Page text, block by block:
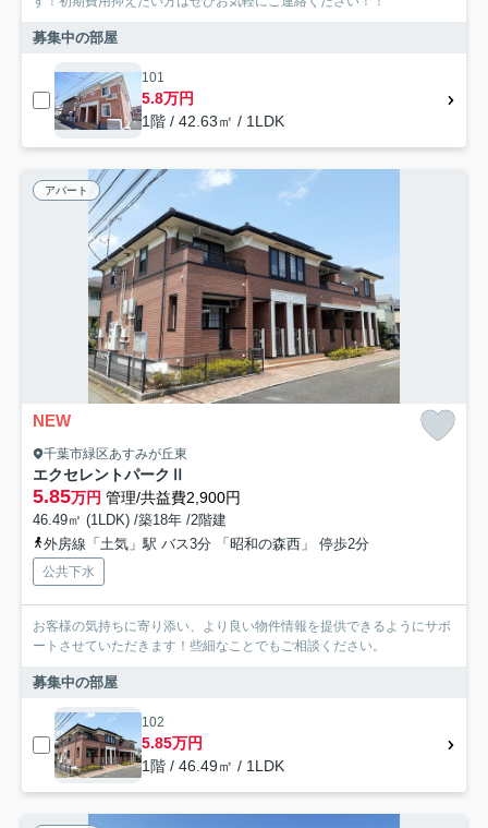
募集中の部屋
101
5.8万円
1階 / 42.63㎡ / 1LDK
アパート
NEW
千葉市緑区あすみが丘東
エクセレントパークⅡ
5.85万円 管理/共益費2,900円
46.49㎡ (1LDK) /築18年 /2階建
外房線「土気」駅 バス3分 「昭和の森西」 停歩2分
公共下水
お客様の気持ちに寄り添い、より良い物件情報を提供できるようにサポ
ートさせていただきます！些細なことでもご相談ください。
募集中の部屋
102
5.85万円
1階 / 46.49㎡ / 1LDK